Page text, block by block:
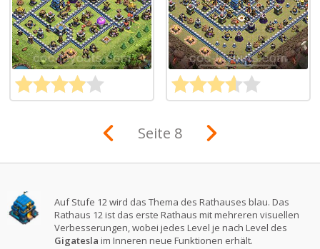
Seite 8
Auf Stufe 12 wird das Thema des Rathauses blau. Das
Rathaus 12 ist das erste Rathaus mit mehreren visuellen
Verbesserungen, wobei jedes Level je nach Level des
Gigatesla im Inneren neue Funktionen erhält.